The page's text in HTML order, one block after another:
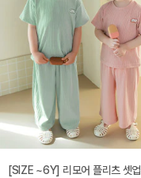
[SIZE ~6Y] 리모어 플리츠 셋업